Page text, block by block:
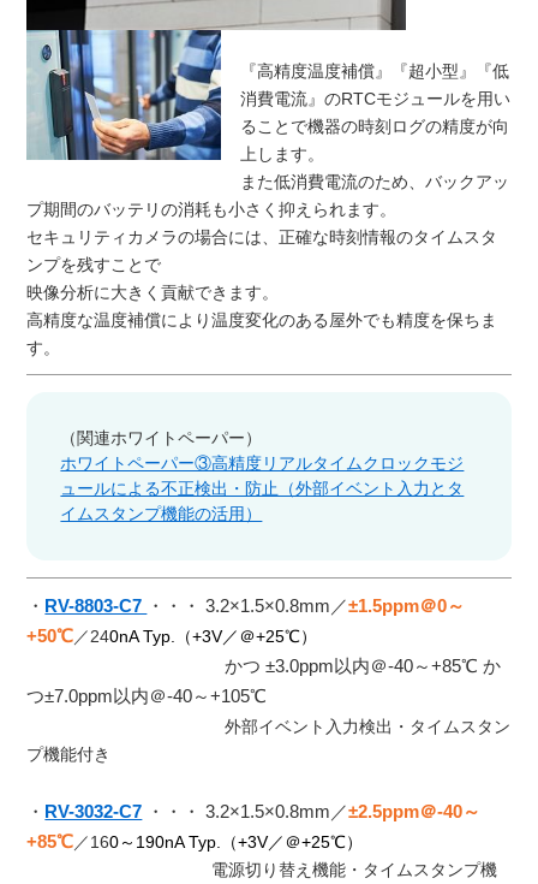
『高精度温度補償』『超小型』『低
消費電流』のRTCモジュールを用い
ることで機器の時刻ログの精度が向
上します。
また低消費電流のため、バックアッ
プ期間のバッテリの消耗も小さく抑えられます。
セキュリティカメラの場合には、正確な時刻情報のタイムスタ
ンプを残すことで
映像分析に大きく貢献できます。
高精度な温度補償により温度変化のある屋外でも精度を保ちま
す。
（関連ホワイトペーパー）
ホワイトペーパー③高精度リアルタイムクロックモジ
ュールによる不正検出・防止（外部イベント入力とタ
イムスタンプ機能の活用）
・ RV-8803-C7 ・・・ 3.2×1.5×0.8mm／±1.5ppm＠0～
+50℃／240nA Typ.（+3V／＠+25℃）
かつ ±3.0ppm以内＠-40～+85℃ か
つ±7.0ppm以内＠-40～+105℃
外部イベント入力検出・タイムスタン
プ機能付き
・ RV-3032-C7 ・・・3.2×1.5×0.8mm／±2.5ppm＠-40～
+85℃／160～190nA Typ.（+3V／＠+25℃）
電源切り替え機能・タイムスタンプ機